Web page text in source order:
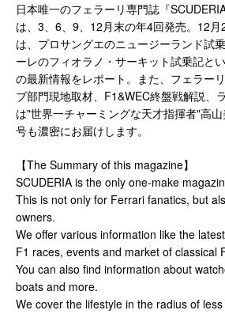
日本唯一のフェラーリ専門誌『
は、3、6、9、12月末の年4回発売。12
は、プロサングエのニュージーランド試
ーレのフィオラノ・サーキット試乗記と
の最新情報をレポート。また、フェラー
ブ部門現地取材、F1&WEC終盤戦解説、
は"世界一チャーミングな天才指揮者"高
号も濃密にお届けします。
【The Summary of this magazine】
SCUDERIA is the only one-make
This is not only for Ferrari fanatics, but
owners.
We offer various information like the
F1 races, events and market of classical
You can also find information about
boats and more.
We cover the lifestyle in the radius of